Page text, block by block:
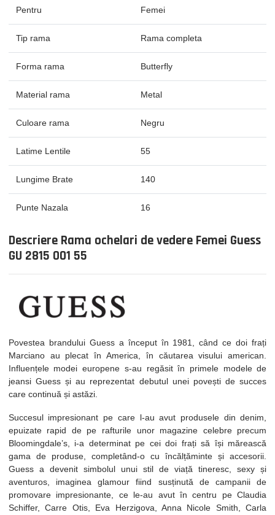
Pentru Femei
Tip rama Rama completa
Forma rama Butterfly
Material rama Metal
Culoare rama Negru
Latime Lentile 55
Lungime Brate 140
Punte Nazala 16
Descriere Rama ochelari de vedere Femei Guess
GU 2815 001 55
Povestea brandului Guess a început în 1981, când ce doi frați
Marciano au plecat în America, în căutarea visului american.
Influențele modei europene s-au regăsit în primele modele de
jeansi Guess și au reprezentat debutul unei povești de succes
care continuă și astăzi.
Succesul impresionant pe care l-au avut produsele din denim,
epuizate rapid de pe rafturile unor magazine celebre precum
Bloomingdale’s, i-a determinat pe cei doi frați să își mărească
gama de produse, completând-o cu încălțăminte și accesorii.
Guess a devenit simbolul unui stil de viață tineresc, sexy și
aventuros, imaginea glamour fiind susținută de campanii de
promovare impresionante, ce le-au avut în centru pe Claudia
Schiffer, Carre Otis, Eva Herzigova, Anna Nicole Smith, Carla